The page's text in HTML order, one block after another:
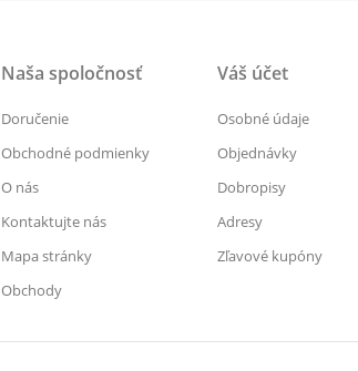
Naša spoločnosť
Doručenie
Obchodné podmienky
O nás
Kontaktujte nás
Mapa stránky
Obchody
Váš účet
Osobné údaje
Objednávky
Dobropisy
Adresy
Zľavové kupóny